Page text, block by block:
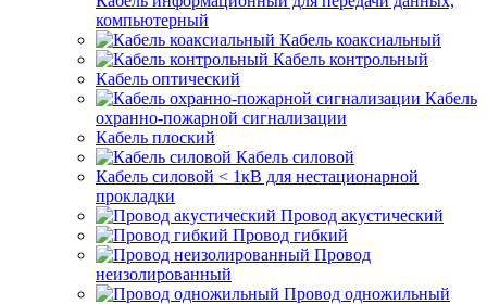
компьютерный
Кабель коаксиальный
Кабель контрольный
Кабель оптический
Кабель
охранно-пожарной сигнализации
Кабель плоский
Кабель силовой
Кабель силовой < 1кВ для нестационарной
прокладки
Провод акустический
Провод гибкий
Провод
неизолированный
Провод одножильный